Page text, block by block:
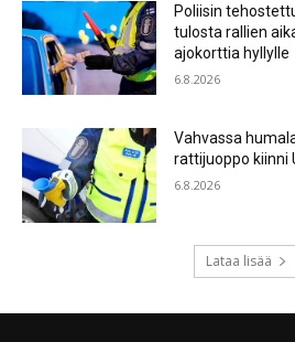
Poliisin
tulosta rallien
ajokorttia hyllylle
6.8.2026
Vahvassa
rattijuoppo kiinni
6.8.2026
Lataa lisää